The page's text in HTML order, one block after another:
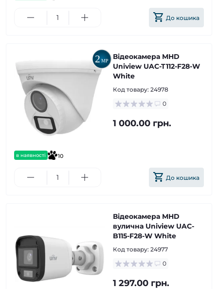
До кошика
в наявності 10
Відеокамера MHD
Uniview UAC-T112-F28-W
White
Код товару: 24978
0
1 000.00 грн.
До кошика
Відеокамера MHD
вулична Uniview UAC-
B115-F28-W White
Код товару: 24977
0
1 297.00 грн.